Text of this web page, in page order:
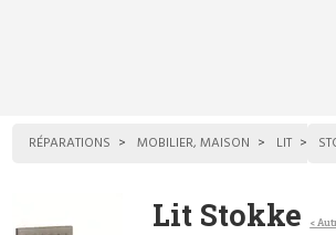
RÉPARATIONS MOBILIER, MAISON LIT
Lit Stokke <